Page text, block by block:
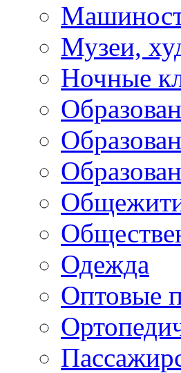
Музеи,
Ночные
Одежда
Оптовые